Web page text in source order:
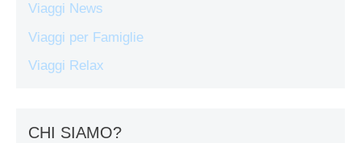
Viaggi News
Viaggi per Famiglie
Viaggi Relax
CHI SIAMO?